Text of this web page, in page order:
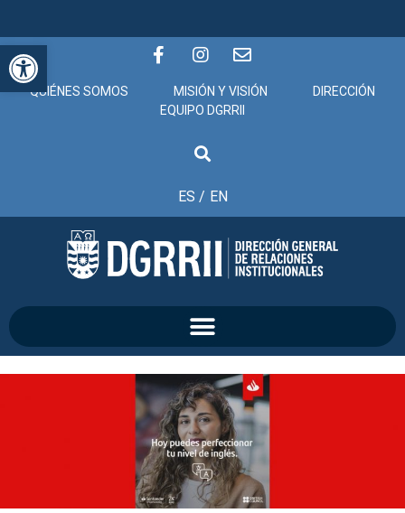
Abrir barra de herramientas
QUIÉNES SOMOS MISIÓN Y VISIÓN
DIRECCIÓN
EQUIPO DGRRII
ES / EN